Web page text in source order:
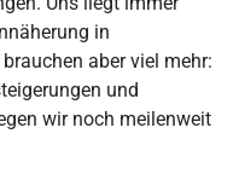
in
aber viel mehr:
und
wir noch meilenweit